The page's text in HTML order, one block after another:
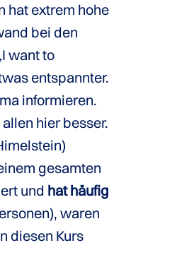
hat extrem hohe
bei den
want to
entspannter.
informieren.
hier besser.
gesamten
und hat häufig
waren
diesen Kurs